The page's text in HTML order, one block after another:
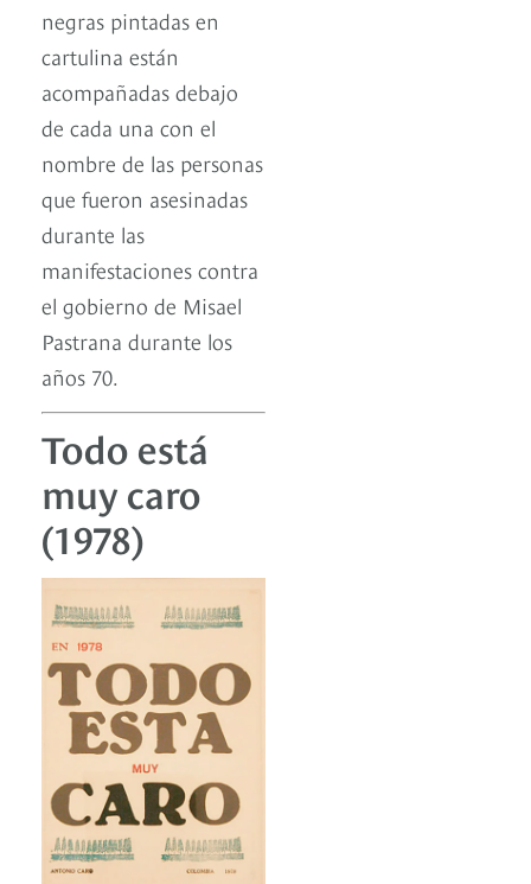
negras pintadas en
cartulina están
acompañadas debajo
de cada una con el
nombre de las personas
que fueron asesinadas
durante las
manifestaciones contra
el gobierno de Misael
Pastrana durante los
años 70.
Todo está
muy caro
(1978)